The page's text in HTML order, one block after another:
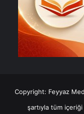
Copyright: Feyyaz
şartıyla tüm